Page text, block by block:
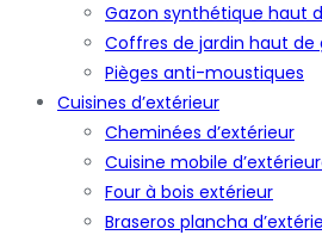
Gazon synthétique haut
Coffres de jardin haut de
Pièges anti-moustiques
Cuisines d’extérieur
Cheminées d’extérieur
Cuisine mobile
Four à bois extérieur
Braseros plancha